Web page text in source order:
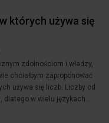
których używa się
zdolnościom i władzy,
chciałbym zaproponować
używa się liczb. Liczby od
dlatego w wielu językach...